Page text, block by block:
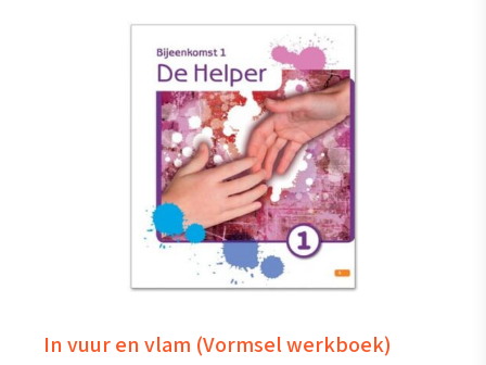
In vuur en vlam (Vormsel werkboek)